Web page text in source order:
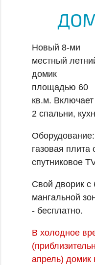
Новый 8-ми
местный
домик
площадью 60
кв.м. Включает
2 спальни,
газовая плита
спутниковое
Свой дворик с
мангальной
- бесплатно.
В холодное
апрель) домик